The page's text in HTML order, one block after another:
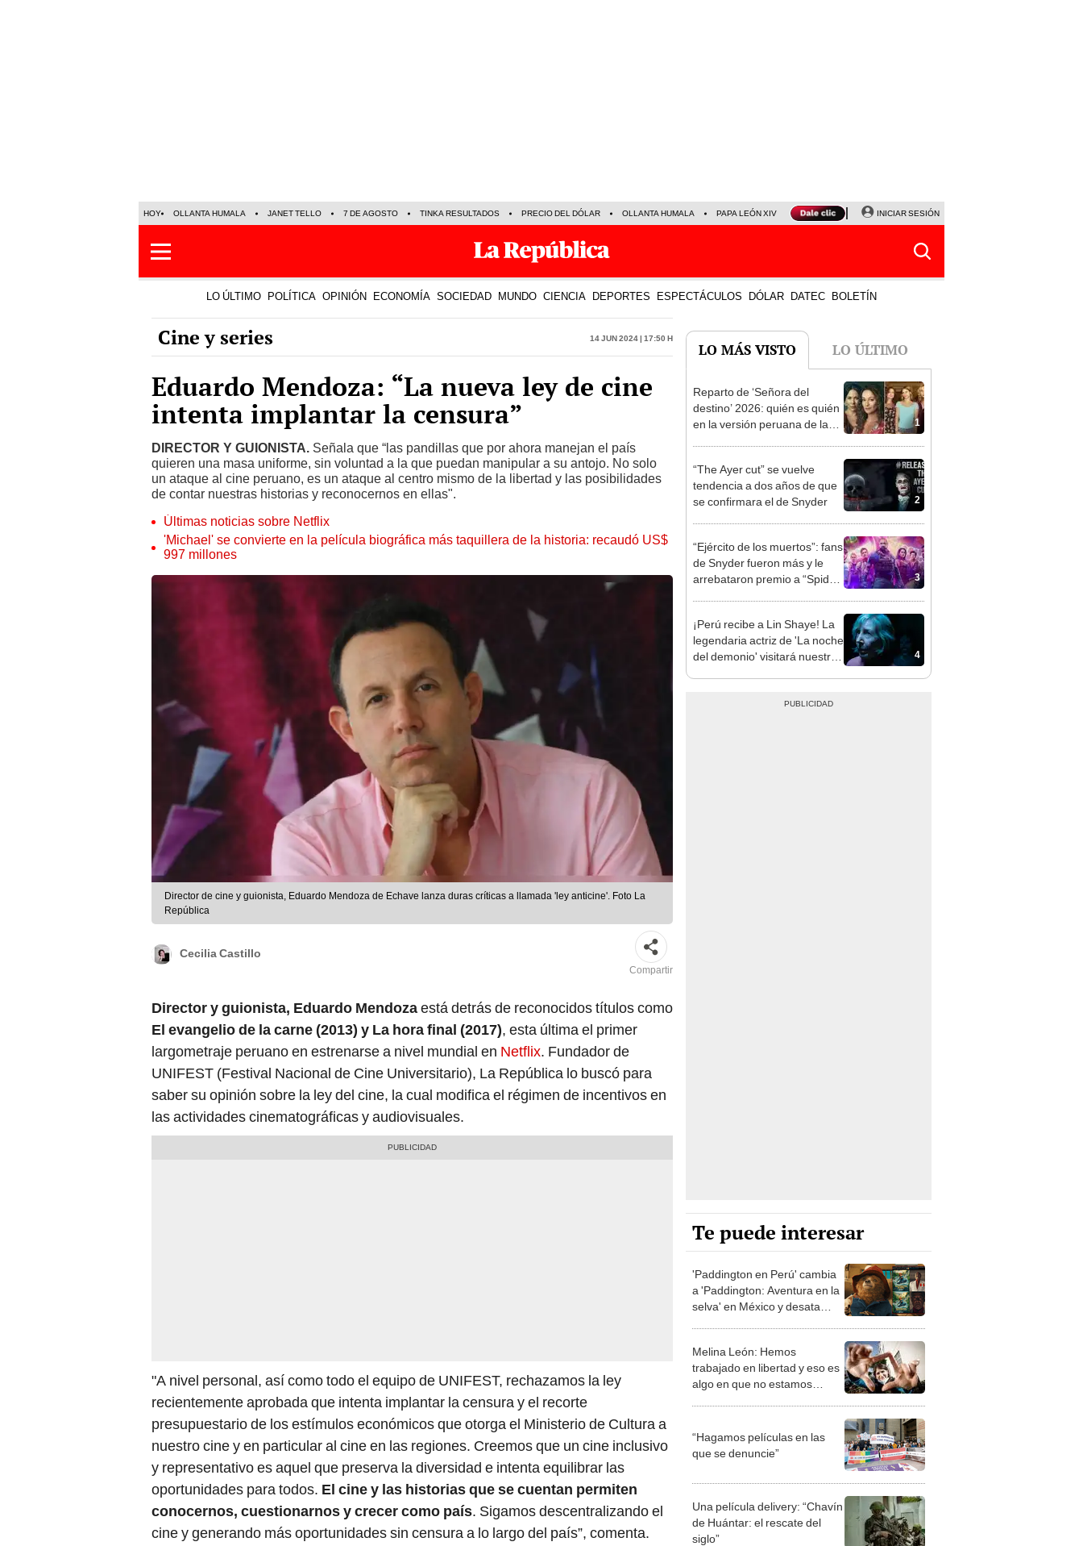
HOY OLLANTA HUMALA JANET TELLO 7 DE AGOSTO TINKA RESULTADOS PRECIO DEL DÓLAR OLLANTA HUMALA PAPA LEÓN XIV NALDY SALDAÑA LA BELLA LUZ
INICIAR SESIÓN
LO ÚLTIMO POLÍTICA OPINIÓN ECONOMÍA SOCIEDAD MUNDO CIENCIA DEPORTES ESPECTÁCULOS DÓLAR DATEC BOLETÍN
Cine y series 14 Jun 2024 | 17:50 h
Eduardo Mendoza: “La nueva ley de cine
intenta implantar la censura”
DIRECTOR Y GUIONISTA. Señala que “las pandillas que por ahora manejan el país
quieren una masa uniforme, sin voluntad a la que puedan manipular a su antojo. No solo
un ataque al cine peruano, es un ataque al centro mismo de la libertad y las posibilidades
de contar nuestras historias y reconocernos en ellas".
Últimas noticias sobre Netflix
'Michael' se convierte en la película biográfica más taquillera de la historia: recaudó US$
997 millones
Director de cine y guionista, Eduardo Mendoza de Echave lanza duras críticas a llamada 'ley anticine'. Foto La
República
Cecilia Castillo
Compartir
Director y guionista, Eduardo Mendozaestá detrás de reconocidos títulos como
El evangelio de la carne (2013) y La hora final (2017), esta última el primer
largometraje peruano en estrenarse a nivel mundial en Netflix. Fundador de
UNIFEST (Festival Nacional de Cine Universitario), La República lo buscó para
saber su opinión sobre la ley del cine, la cual modifica el régimen de incentivos en
las actividades cinematográficas y audiovisuales.
"A nivel personal, así como todo el equipo de UNIFEST, rechazamos la ley
recientemente aprobada que intenta implantar la censura y el recorte
presupuestario de los estímulos económicos que otorga el Ministerio de Cultura a
nuestro cine y en particular al cine en las regiones. Creemos que un cine inclusivo
y representativo es aquel que preserva la diversidad e intenta equilibrar las
oportunidades para todos. El cine y las historias que se cuentan permiten
conocernos, cuestionarnos y crecer como país. Sigamos descentralizando el
cine y generando más oportunidades sin censura a lo largo del país”, comenta.
LO MÁS VISTO LO ÚLTIMO
1
Reparto de ‘Señora del
destino’ 2026: quién es quién
en la versión peruana de la
2
“The Ayer cut” se vuelve
tendencia a dos años de que
se confirmara el de Snyder
3
“Ejército de los muertos”: fans
de Snyder fueron más y le
arrebataron premio a “Spider-
4
¡Perú recibe a Lin Shaye! La
legendaria actriz de 'La noche
del demonio' visitará nuestro
Te puede interesar
'Paddington en Perú' cambia
a 'Paddington: Aventura en la
selva' en México y desata
Melina León: Hemos
trabajado en libertad y eso es
algo en que no estamos
“Hagamos películas en las
que se denuncie”
Una película delivery: “Chavín
de Huántar: el rescate del
siglo”